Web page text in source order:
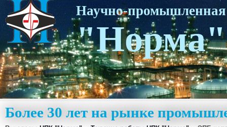
Научно-
"Норма"
Более 30 лет на рынке